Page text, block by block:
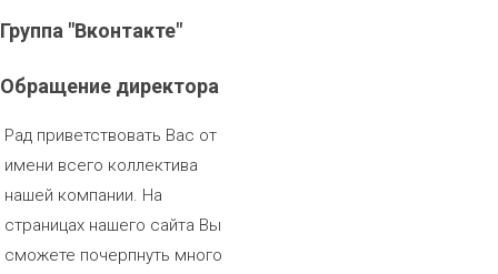
Группа "Вконтакте"
Обращение директора
Рад приветствовать Вас от
имени всего коллектива
нашей компании. На
страницах нашего сайта Вы
сможете почерпнуть много